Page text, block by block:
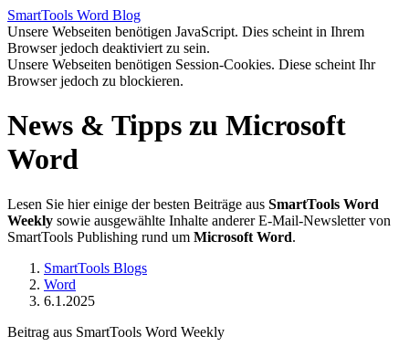
SmartTools Word Blog
Unsere Webseiten benötigen JavaScript. Dies scheint in Ihrem
Browser jedoch deaktiviert zu sein.
Unsere Webseiten benötigen Session-Cookies. Diese scheint Ihr
Browser jedoch zu blockieren.
News & Tipps zu Microsoft
Word
Lesen Sie hier einige der besten Beiträge aus SmartTools Word
Weekly sowie ausgewählte Inhalte anderer E-Mail-Newsletter von
SmartTools Publishing rund um Microsoft Word.
SmartTools Blogs
Word
6.1.2025
Beitrag aus SmartTools Word Weekly